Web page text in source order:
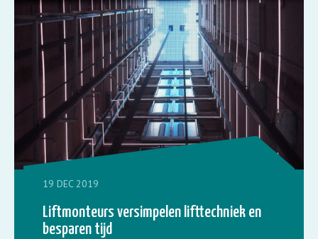
19 DEC 2019
Liftmonteurs versimpelen lifttechniek en
besparen tijd